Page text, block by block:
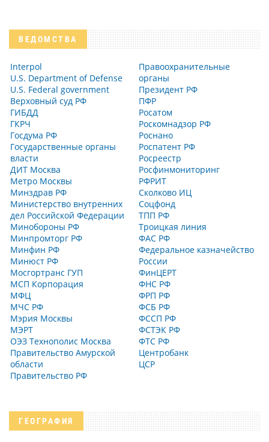
ВЕДОМСТВА
Interpol
U.S. Department of Defense
U.S. Federal government
Верховный суд РФ
ГИБДД
ГКРЧ
Госдума РФ
Государственные органы
власти
ДИТ Москва
Метро Москвы
Минздрав РФ
Министерство внутренних
дел Российской Федерации
Минобороны РФ
Минпромторг РФ
Минфин РФ
Минюст РФ
Мосгортранс ГУП
МСП Корпорация
МФЦ
МЧС РФ
Мэрия Москвы
МЭРТ
ОЭЗ Технополис Москва
Правительство Амурской
области
Правительство РФ
Правоохранительные
органы
Президент РФ
ПФР
Росатом
Роскомнадзор РФ
Роснано
Роспатент РФ
Росреестр
Росфинмониторинг
РФРИТ
Сколково ИЦ
Соцфонд
ТПП РФ
Троицкая линия
ФАС РФ
Федеральное казначейство
России
ФинЦЕРТ
ФНС РФ
ФРП РФ
ФСБ РФ
ФССП РФ
ФСТЭК РФ
ФТС РФ
Центробанк
ЦСР
ГЕОГРАФИЯ